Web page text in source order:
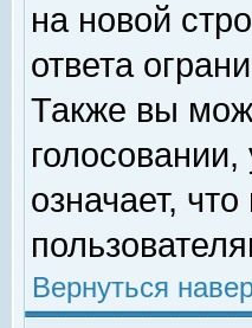
на новой
ответа
Также вы
означает,
Вернуться